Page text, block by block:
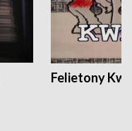
Felietony